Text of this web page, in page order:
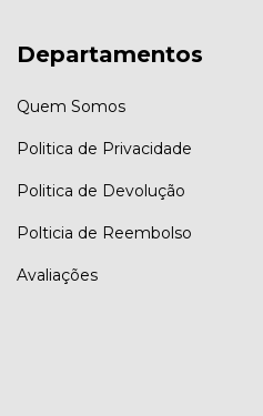
Departamentos
Quem Somos
Politica de Privacidade
Politica de Devolução
Polticia de Reembolso
Avaliações